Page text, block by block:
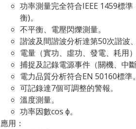
功率測量完全符合IEEE 1459標
衡)。
不平衡、電壓閃爍測量。
諧波及間諧波分析達第50次諧波
電量（實功、虛功、發電、耗用）
捕捉及記錄電源事件（關機、中
電力品質分析符合EN 50160標準。
可記錄達7個可調整的警報。
溫度測量。
功率因數cos ϕ。
應用：